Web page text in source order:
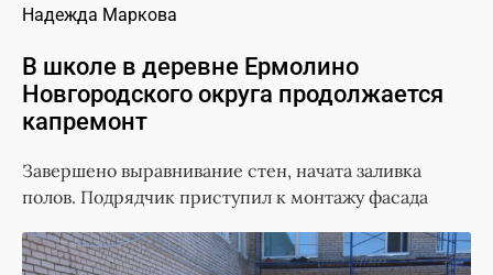
Надежда Маркова
В школе в деревне Ермолино
Новгородского округа продолжается
капремонт
Завершено выравнивание стен, начата заливка
полов. Подрядчик приступил к монтажу фасада